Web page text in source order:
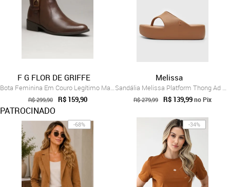
F G FLOR DE GRIFFE
Bota Feminina Em Couro Legítimo Marrom F...
R$ 299,90 R$ 159,90
PATROCINADO
Melissa
Sandália Melissa Platform Thong Ad Caramelo
R$ 279,99 R$ 139,99no Pix
-68% -34%